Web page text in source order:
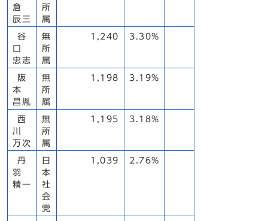
倉
辰三
所
属
谷
口
忠志
無
所
属
1,240 3.30%
阪
本
昌胤
無
所
属
1,198 3.19%
西
川
万次
無
所
属
1,195 3.18%
丹
羽
精一
日
本
社
会
党
1,039 2.76%